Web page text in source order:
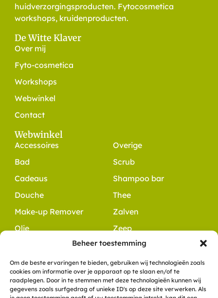
Beheer toestemming
Om de beste ervaringen te bieden, gebruiken wij technologieën zoals
cookies om informatie over je apparaat op te slaan en/of te
raadplegen. Door in te stemmen met deze technologieën kunnen wij
gegevens zoals surfgedrag of unieke ID's op deze site verwerken. Als
huidverzorgingsproducten. Fytocosmetica
workshops, kruidenproducten.
De Witte Klaver
Over mij
Fyto-cosmetica
Workshops
Webwinkel
Contact
Webwinkel
Accessoires
Bad
Cadeaus
Douche
Make-up Remover
Olie
Overige
Scrub
Shampoo bar
Thee
Zalven
Zeep
+31 6 10 49 48 54
info@dewitteklaver.nl
Meerkoet 8